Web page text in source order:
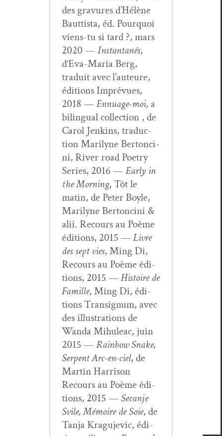
des gravures d’Hélène
Baut­tista, éd. Pourquoi
viens-tu si tard ?, mars
2020 —Instan­ta­nés,
d‘Eva-Maria Berg,
traduit avec l’auteure,
édi­tions Imprévues,
2018 —Ennu­age-moi, a
bilin­gual col­lec­tion , de
Car­ol Jenk­ins, tra­duc­
tion Mar­i­lyne Bertonci­
ni, Riv­er road Poet­ry
Series, 2016 —Ear­ly in
the Morn­ing, Tôt le
matin, de Peter Boyle,
Mar­i­lyne Bertonci­ni &
alii. Recours au Poème
édi­tions, 2015 —Livre
des sept vies, Ming Di,
Recours au Poème édi­
tions, 2015 —His­toire de
Famille, Ming Di, édi­
tions Tran­signum, avec
des illus­tra­tions de
Wan­da Mihuleac, juin
2015 —Rain­bow Snake,
Ser­pent Arc-en-ciel, de
Mar­tin Har­ri­son
Recours au Poème édi­
tions, 2015 — Secan­je
Svile, Mémoire de Soie, de
Tan­ja Kragu­je­vic, édi­